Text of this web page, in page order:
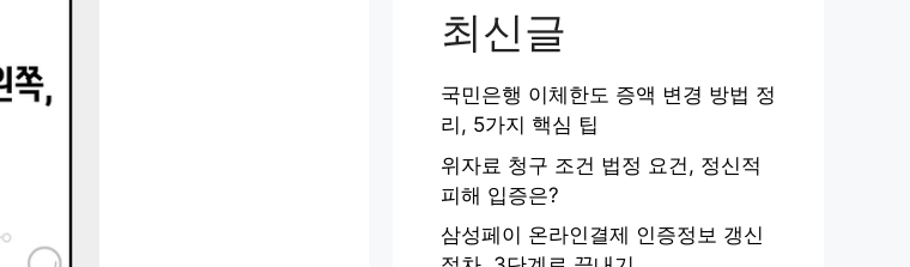
최신글
국민은행 이체한도 증액 변경 방법 정
리, 5가지 핵심 팁
위자료 청구 조건 법정 요건, 정신적
피해 입증은?
삼성페이 온라인결제 인증정보 갱신